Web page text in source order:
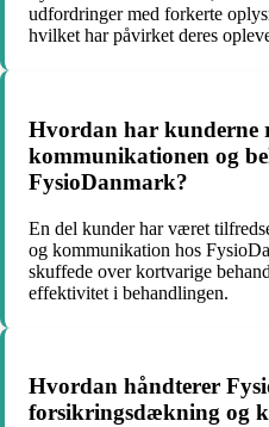
udfordringer med forkerte
hvilket har påvirket deres
Hvordan har kunderne
kommunikationen og
FysioDanmark?
En del kunder har været
og kommunikation hos
skuffede over kortvarige
effektivitet i behandlingen.
Hvordan håndterer
forsikringsdækning og